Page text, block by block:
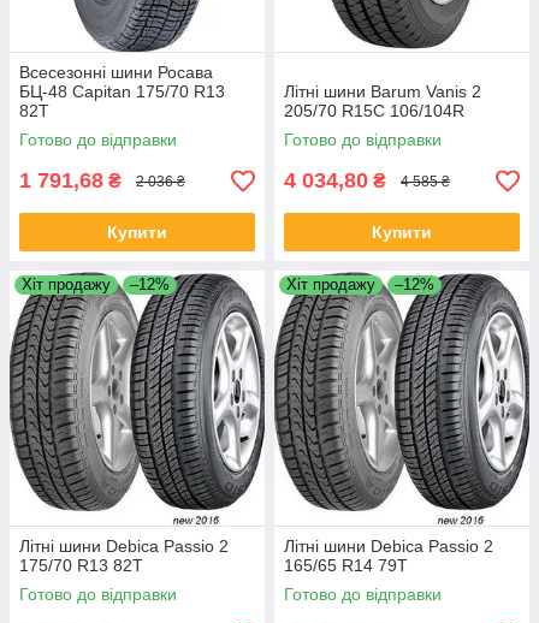
Всесезонні шини Росава
БЦ-48 Capitan 175/70 R13
82T
Готово до відправки
1 791,68 ₴ 2 036 ₴
Купити
Літні шини Barum Vanis 2
205/70 R15C 106/104R
Готово до відправки
4 034,80 ₴ 4 585 ₴
Купити
Хіт продажу –12%
Літні шини Debica Passio 2
175/70 R13 82T
Готово до відправки
Хіт продажу –12%
Літні шини Debica Passio 2
165/65 R14 79T
Готово до відправки